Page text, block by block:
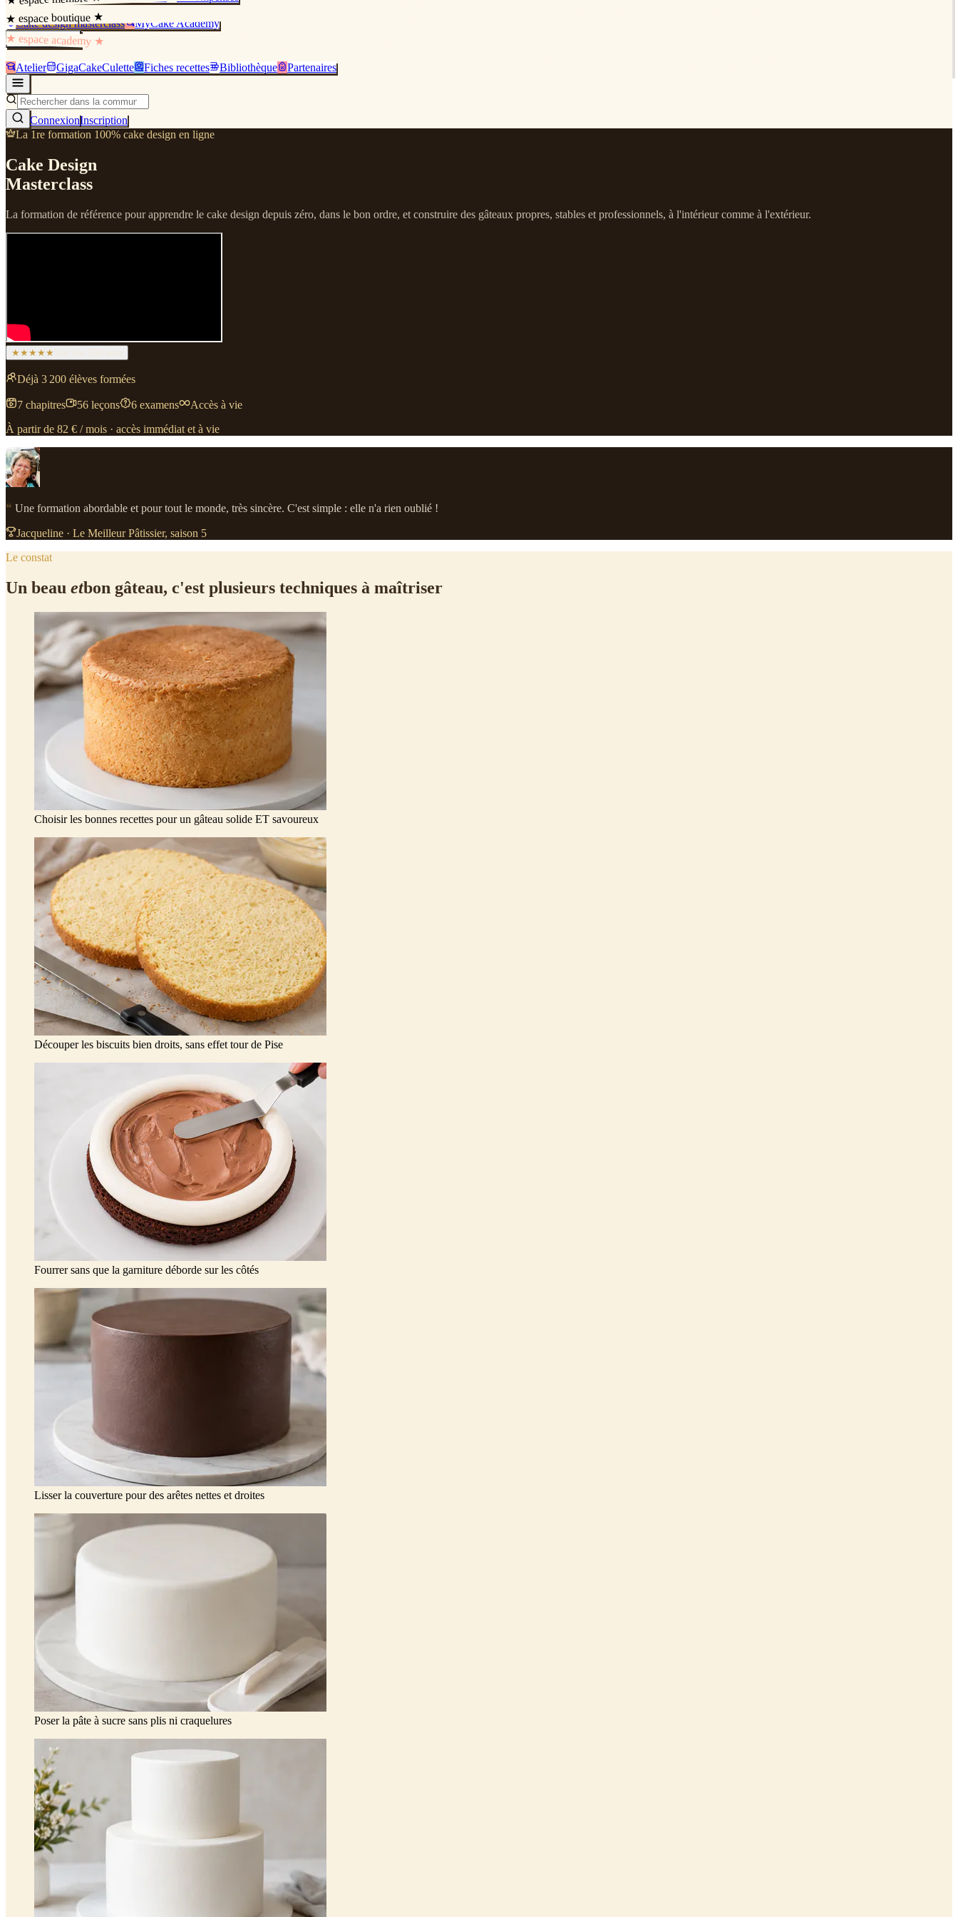
★ espace boutique ★
Cake design masterclass MyCake Academy
Mes livres
★ espace academy ★
Atelier GigaCakeCulette Fiches recettes Bibliothèque Partenaires
ConnexionInscription
La 1re formation 100% cake design en ligne
Cake Design
Masterclass
La formation de référence pour apprendre le cake design depuis zéro, dans le bon ordre, et construire des gâteaux propres, stables et professionnels, à l'intérieur comme à l'extérieur.
★★★★★
Déjà 3 200 élèves formées
7 chapitres 56 leçons 6 examens
Accès à vie
À partir de 82 € / mois · accès immédiat et à vie
❝ Une formation abordable et pour tout le monde, très sincère. C'est simple : elle n'a rien oublié !
Jacqueline · Le Meilleur Pâtissier, saison 5
Le constat
Un beau etbon gâteau, c'est plusieurs techniques à maîtriser
Choisir les bonnes recettes pour un gâteau solide ET savoureux
Découper les biscuits bien droits, sans effet tour de Pise
Fourrer sans que la garniture déborde sur les côtés
Lisser la couverture pour des arêtes nettes et droites
Poser la pâte à sucre sans plis ni craquelures